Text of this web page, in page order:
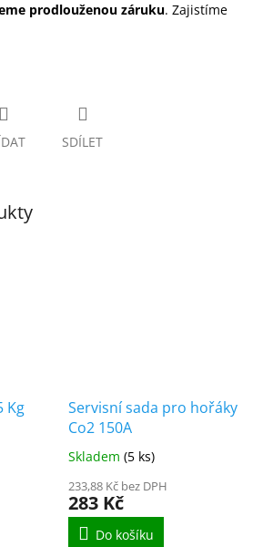
prodlouženou záruku. Zajistíme
SDÍLET
Kg
Servisní sada pro hořáky
Co2 150A
Skladem (5 ks)
233,88 Kč bez DPH
283 Kč
Do košíku